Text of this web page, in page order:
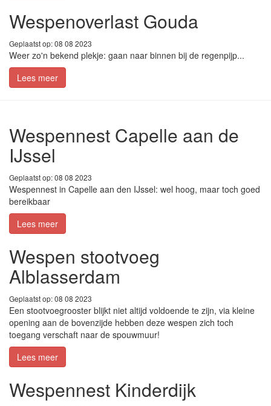
Wespenoverlast Gouda
Geplaatst op: 08 08 2023
Weer zo'n bekend plekje: gaan naar binnen bij de regenpijp...
Lees meer
Wespennest Capelle aan de
IJssel
Geplaatst op: 08 08 2023
Wespennest in Capelle aan den IJssel: wel hoog, maar toch goed
bereikbaar
Lees meer
Wespen stootvoeg
Alblasserdam
Geplaatst op: 08 08 2023
Een stootvoegrooster blijkt niet altijd voldoende te zijn, via kleine
opening aan de bovenzijde hebben deze wespen zich toch
toegang verschaft naar de spouwmuur!
Lees meer
Wespennest Kinderdijk